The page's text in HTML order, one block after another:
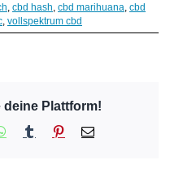
, cbd hash, cbd marihuana, cbd
, vollspektrum cbd
deine Plattform!
WhatsApp
Tumblr Pinterest
E-